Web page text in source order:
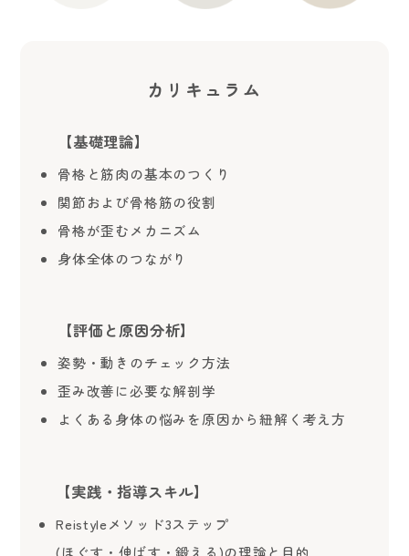
カリキュラム
【基礎理論】
骨格と筋肉の基本のつくり
関節および骨格筋の役割
骨格が歪むメカニズム
身体全体のつながり
【評価と原因分析】
姿勢・動きのチェック方法
歪み改善に必要な解剖学
よくある身体の悩みを原因から紐解く考え方
【実践・指導スキル】
Reistyleメソッド3ステップ
(ほぐす・伸ばす・鍛える)の理論と目的